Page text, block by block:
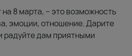
8 марта, – это возможность
эмоции, отношение. Дарите
радуйте дам приятными